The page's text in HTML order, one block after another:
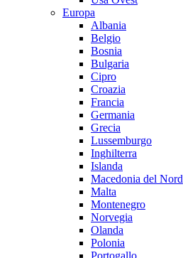
Europa
Albania
Belgio
Bosnia
Bulgaria
Cipro
Croazia
Francia
Germania
Grecia
Lussemburgo
Inghilterra
Islanda
Macedonia del Nord
Malta
Montenegro
Norvegia
Olanda
Polonia
Portogallo